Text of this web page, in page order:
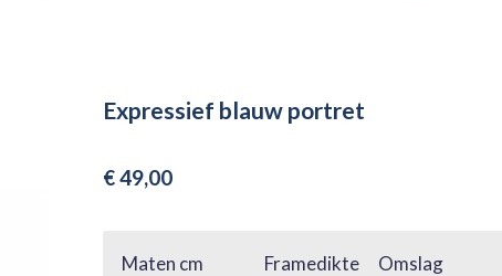
Expressief blauw portret
€ 49,00
Maten cm Framedikte Omslag